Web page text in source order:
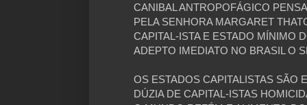
CANIBAL ANTROPOFÁGICO
PELA SENHORA MARGARET
CAPITAL-ISTA E ESTADO MÍNIMO
ADEPTO IMEDIATO NO BRASIL O
OS ESTADOS CAPITALISTAS SÃO
DÚZIA DE CAPITAL-ISTAS